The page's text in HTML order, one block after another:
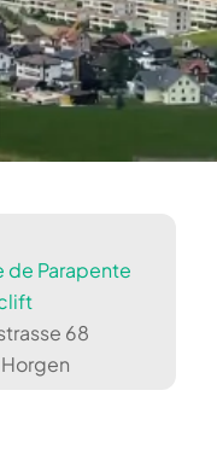
de Parapente
68